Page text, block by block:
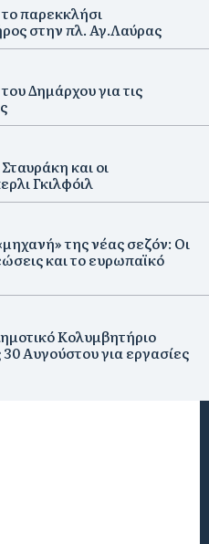
παρεκκλήσι
στην πλ. Αγ.Λαύρας
Δημάρχου για τις
και οι
Γκιλφόιλ
της νέας σεζόν: Οι
και το ευρωπαϊκό
Κολυμβητήριο
Αυγούστου για εργασίες